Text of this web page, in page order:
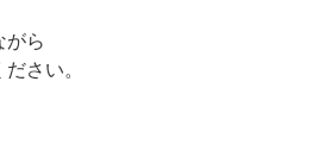
がら
さい。